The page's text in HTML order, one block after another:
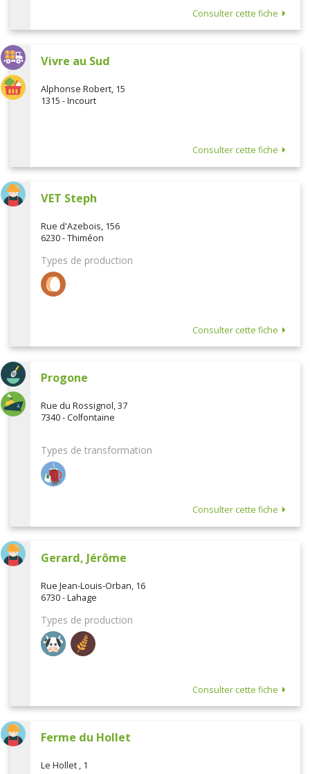
Consulter cette fiche
Vivre au Sud
Alphonse Robert, 15
1315 - Incourt
Consulter cette fiche
VET Steph
Rue d'Azebois, 156
6230 - Thiméon
Types de production
Consulter cette fiche
Progone
Rue du Rossignol, 37
7340 - Colfontaine
Types de transformation
Consulter cette fiche
Gerard, Jérôme
Rue Jean-Louis-Orban, 16
6730 - Lahage
Types de production
Consulter cette fiche
Ferme du Hollet
Le Hollet , 1